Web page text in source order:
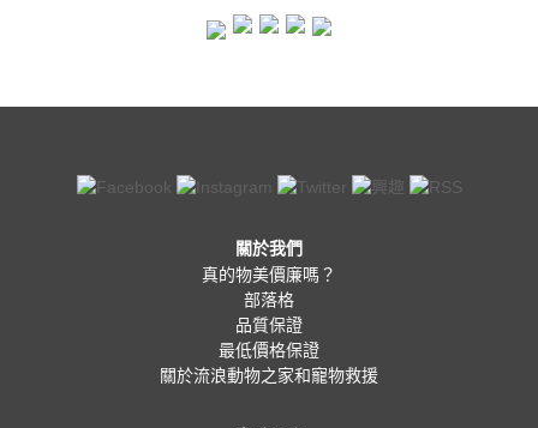
關於我們
真的物美價廉嗎？
部落格
品質保證
最低價格保證
關於流浪動物之家和寵物救援